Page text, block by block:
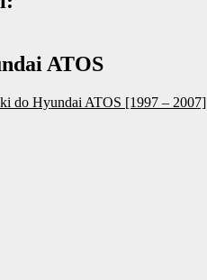
ATOS
do Hyundai ATOS [1997 – 2007]